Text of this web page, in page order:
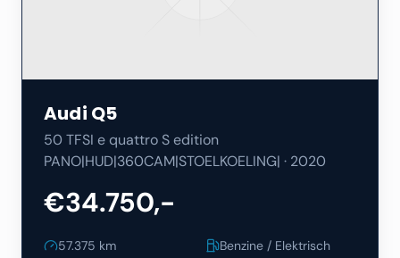
Audi Q5
50 TFSI e quattro S edition
PANO|HUD|360CAM|STOELKOELING| · 2020
€34.750,-
57.375 km
Benzine / Elektrisch